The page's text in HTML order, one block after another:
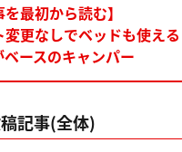
を最初から読む】
変更なしでベッドも使え
ベースのキャンパー
記事(全体)